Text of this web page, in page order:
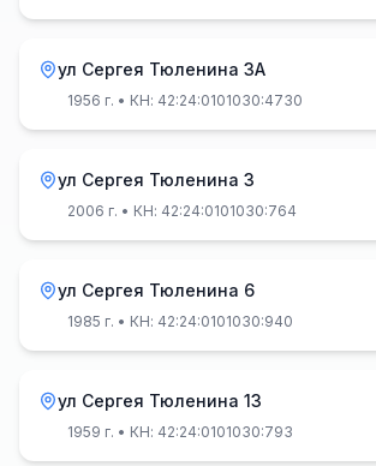
ул Сергея Тюленина 3А
1956 г. • КН: 42:24:0101030:4730
ул Сергея Тюленина 3
2006 г. • КН: 42:24:0101030:764
ул Сергея Тюленина 6
1985 г. • КН: 42:24:0101030:940
ул Сергея Тюленина 13
1959 г. • КН: 42:24:0101030:793